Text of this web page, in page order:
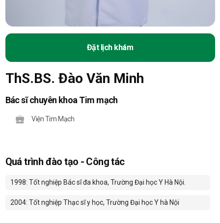
Đặt lịch khám
ThS.BS. Đào Văn Minh
Bác sĩ chuyên khoa Tim mạch
Viện Tim Mạch
Quá trình đào tạo - Công tác
1998: Tốt nghiệp Bác sĩ đa khoa, Trường Đại học Y Hà Nội.
2004: Tốt nghiệp Thạc sĩ y học, Trường Đại học Y hà Nội